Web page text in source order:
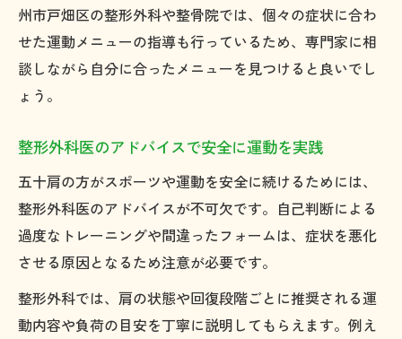
州市戸畑区の整形外科や整骨院では、個々の症状に合わ
せた運動メニューの指導も行っているため、専門家に相
談しながら自分に合ったメニューを見つけると良いでし
ょう。
整形外科医のアドバイスで安全に運動を実践
五十肩の方がスポーツや運動を安全に続けるためには、
整形外科医のアドバイスが不可欠です。自己判断による
過度なトレーニングや間違ったフォームは、症状を悪化
させる原因となるため注意が必要です。
整形外科では、肩の状態や回復段階ごとに推奨される運
動内容や負荷の目安を丁寧に説明してもらえます。例え